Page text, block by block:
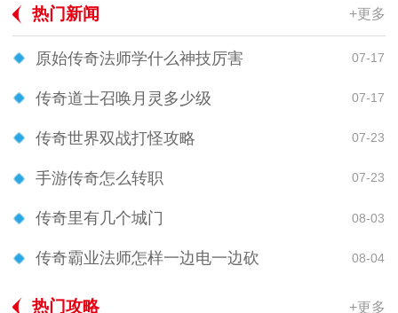
热门新闻 +更多
原始传奇法师学什么神技厉害 07-17
传奇道士召唤月灵多少级 07-17
传奇世界双战打怪攻略 07-23
手游传奇怎么转职 07-23
传奇里有几个城门 08-03
传奇霸业法师怎样一边电一边砍 08-04
热门攻略 +更多